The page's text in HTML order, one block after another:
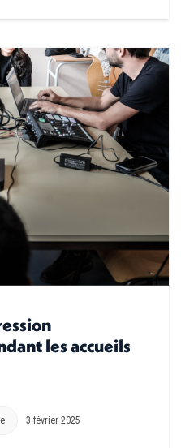
les accueils
3 février 2025